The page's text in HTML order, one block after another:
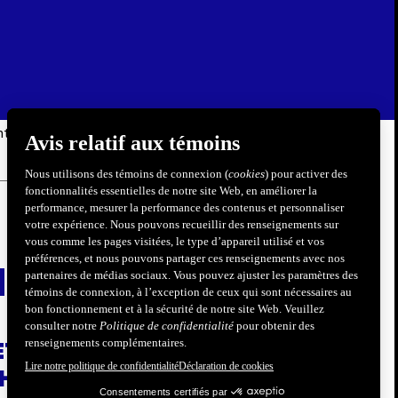
90 résultats
: MC PRO
Langlois